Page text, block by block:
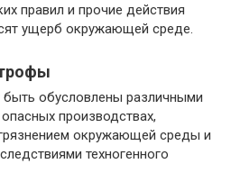
правил и прочие действия
ущерб окружающей среде.
быть обусловлены различными
производствах,
окружающей среды и
техногенного